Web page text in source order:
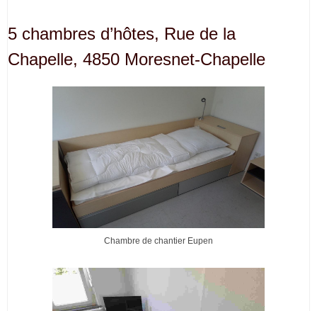
5 chambres d’hôtes, Rue de la
Chapelle, 4850 Moresnet-Chapelle
Chambre de chantier Eupen